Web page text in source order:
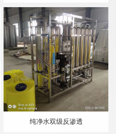
纯净水双级反渗透